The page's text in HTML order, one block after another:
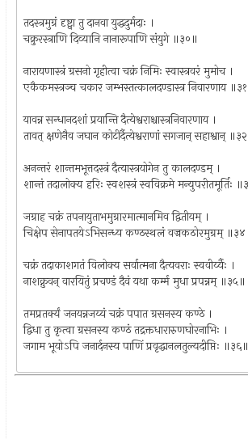
तदस्त्रमुग्रं दृष्ट्वा तु दानवा युद्धदुर्मदाः ।
चक्रुरस्त्राणि दिव्यानि नानारूपाणि संयुगे ॥३०॥
नारायणास्त्रं ग्रसनो गृहीत्वा चक्रं निमिः स्वास्त्रवरं मुमोच ।
एकैकमस्त्रञ्च चकार जम्भस्तत्कालदण्डास्त्र निवारणाय
यावन्न सन्धानदशां प्रयान्ति दैत्येश्वराश्चास्त्रनिवारणाय ।
तावत् क्षणेनैव जघान कोटीर्दैत्येश्वराणां सगजान् सहाश्वान्
अनन्तरं शान्तमभूत्तदस्त्रं दैत्यास्त्रयोगेन तु कालदण्डम् ।
शान्तं तदालोक्य हरिः स्वशस्त्रं स्वविक्रमे मन्युपरीतमूर्तिः
जग्राह चक्रं तपनायुताभमुग्रारमात्मानमिव द्वितीयम् ।
चिक्षेप सेनापतयेऽभिसन्ध्य कण्ठस्थलं वज्रकठोरमुग्रम्
चक्रं तदाकाशगतं विलोक्य सर्वात्मना दैत्यवराः स्ववीर्य्यैः ।
नाशक्नुवन् वारयितुं प्रचण्डं दैवं यथा कर्म्म मुधा प्रपन्नम् ॥३५॥
तमप्रतर्क्यं जनयन्नजय्यं चक्रं पपात ग्रसनस्य कण्ठे ।
द्विधा तु कृत्वा ग्रसनस्य कण्ठं तद्रक्तधारारुणघोरनाभिः ।
जगाम भूयोऽपि जनार्दनस्य पाणिं प्रवृद्धानलतुल्यदीप्तिः ॥३६॥